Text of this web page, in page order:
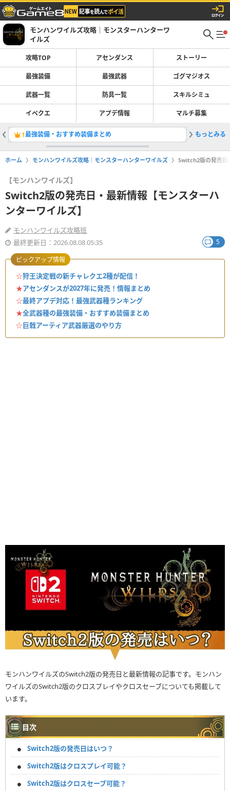
モンハンワイルズ攻略｜モンスターハンターワ
イルズ
攻略TOP アセンダンス ストーリー
最強装備 最強武器 ゴグマジオス
武器一覧 防具一覧 スキルシミュ
イベクエ アプデ情報 マルチ募集
1最強装備・おすすめ装備まとめ 2双剣の
もっとみる
ホーム モンハンワイルズ攻略｜モンスターハンターワイルズ Switch2版の発売日
【モンハンワイルズ】
Switch2版の発売日・最新情報【モンスターハ
ンターワイルズ】
モンハンワイルズ攻略班
最終更新日：2026.08.08 05:35
5
☆狩王決定戦の新チャレクエ2種が配信！
★アセンダンスが2027年に発売！情報まとめ
☆最終アプデ対応！最強武器種ランキング
★全武器種の最強装備・おすすめ装備まとめ
☆巨戟アーティア武器厳選のやり方
ピックアップ情報
モンハンワイルズのSwitch2版の発売日と最新情報の記事です。モンハン
ワイルズのSwitch2版のクロスプレイやクロスセーブについても掲載して
います。
目次
Switch2版の発売日はいつ？
Switch2版はクロスプレイ可能？
Switch2版はクロスセーブ可能？